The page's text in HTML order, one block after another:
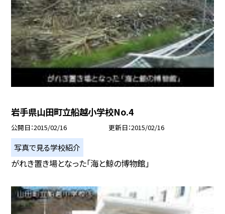
岩手県山田町立船越小学校No.4
公開日 2015/02/16 更新日 2015/02/16
写真で見る学校紹介
がれき置き場となった「海と鯨の博物館」